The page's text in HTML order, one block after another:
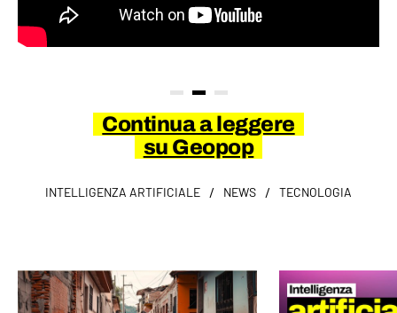
Continua a leggere
su Geopop
INTELLIGENZA ARTIFICIALE / NEWS / TECNOLOGIA